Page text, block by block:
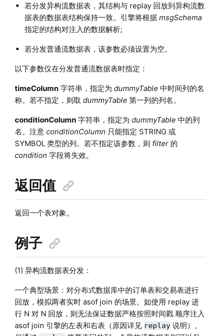
若分发异构流数据表，其结构与 replay 回放到异构流数
据表的数据表结构保持一致。引擎将根据 msgSchema
指定的结构对注入的数据解析;
若分发普通流数据表，该参数必须设置为空。
以下参数仅在分发普通流数据表时指定：
timeColumn字符串，指定为 dummyTable 中时间列的名
称。若不指定，则取 dummyTable 第一列的列名。
conditionColumn字符串，指定为 dummyTable 中的列
名。注意 conditionColumn 只能指定 STRING 或
SYMBOL 类型的列。若不指定该参数，则 filter的
condition 字段将失效。
返回值
返回一个表对象。
例子
(1) 异构流数据表分发：
一个典型场景：对分布式数据库中的订单表和交易表进行
回放，模拟两者实时 asof join 的场景。如使用 replay 进
行 N 对 N 回放，则无法保证数据严格按照时间戳 顺序注入
asof join 引擎的左表和右表（原因详见 replay说明）。